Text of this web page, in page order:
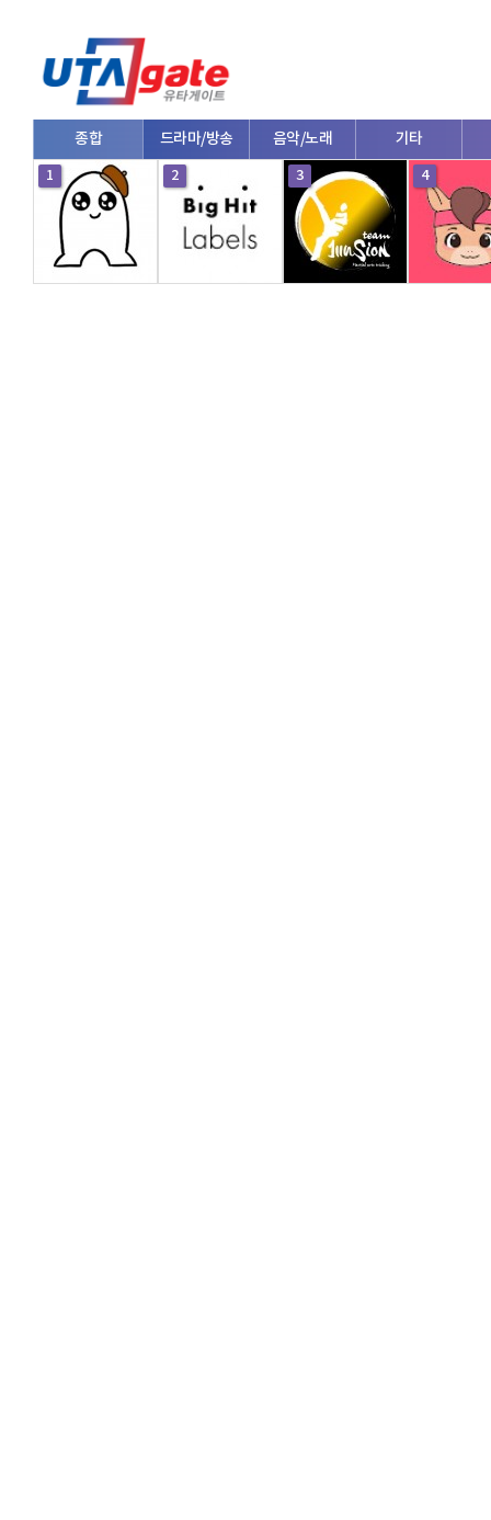
종합 드라마/방송 음악/노래 기타
V로그/소통 영화/뮤지컬 연예인 한류/외국인
댄스 e스포츠 자동차 커플/연애
1 2 3 4